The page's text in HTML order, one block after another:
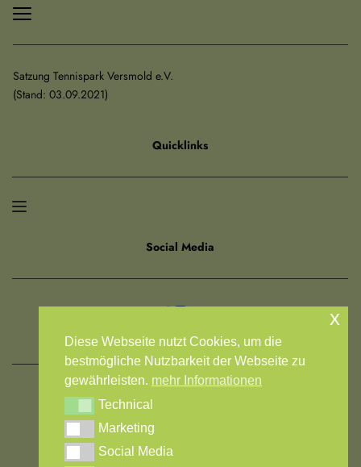
Satzung Tennispark Versmold e.V.
﻿(Stand: 03.09.2021)
Quicklinks
Social Media
ADMIN-LOGIN
Diese Webseite nutzt Cookies, um die
bestmögliche Nutzbarkeit der Webseite zu
gewährleisten. mehr Informationen
TechnicalTechnical
MarketingMarketing
Social Media
Social Media
x